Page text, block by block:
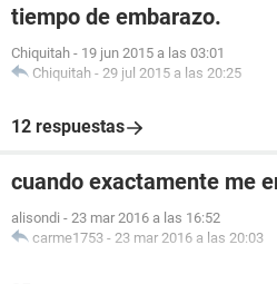
tiempo de embarazo.
Chiquitah - 19 jun 2015 a las 03:01
Chiquitah - 29 jul 2015 a las 20:25
12 respuestas
cuando exactamente me
alisondi - 23 mar 2016 a las 16:52
carme1753 - 23 mar 2016 a las 20:03